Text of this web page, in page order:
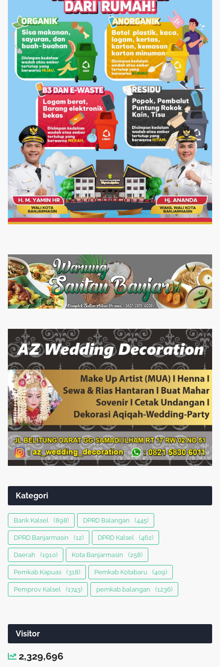
Kategori
Bank Kalsel (898) DPRD Balangan (445)
DPRD Banjarmasin (12) DPRD Kalsel (462)
Daerah (1910) Kota Banjarmasin (258)
Pemkab Kapuas (318) Pemkab Kotabaru (409)
Pemprov Kalsel (1743) pemkab balangan (1236)
Visitor
2,329,696